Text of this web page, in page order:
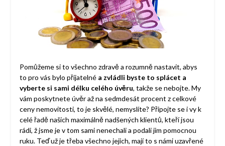
Pomůžeme si to všechno zdravě a rozumně nastavit, abys
to pro vás bylo přijatelné a zvládli byste to splácet a
vyberte si sami délku celého úvěru, takže se nebojte. My
vám poskytnete úvěr až na sedmdesát procent z celkové
ceny nemovitosti, to je skvělé, nemyslíte? Připojte se i vy k
celé řadě našich maximálně nadšených klientů, kteří jsou
rádi, ž jsme je v tom sami nenechali a podali jim pomocnou
ruku. Teď už je třeba všechno jejich, mají to s námi uzavřené